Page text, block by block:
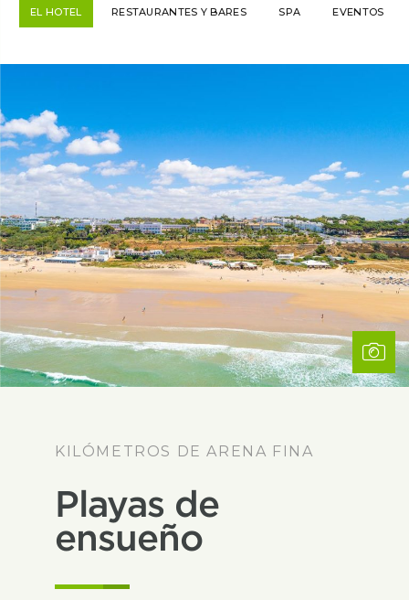
EL HOTEL RESTAURANTES Y BARES SPA EVENTOS
KILÓMETROS DE ARENA FINA
Playas de
ensueño